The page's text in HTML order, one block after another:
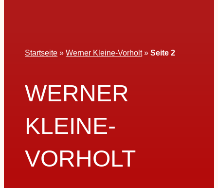
Startseite »Werner Kleine-Vorholt»Seite 2
WERNER
KLEINE-
VORHOLT